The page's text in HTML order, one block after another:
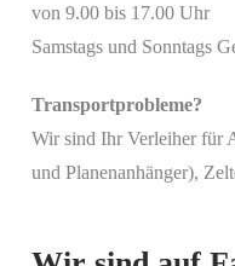
von 9.00 bis 17.00 Uhr
Samstags und Sonntags
Transportprobleme?
Wir sind Ihr Verleiher für
und Planenanhänger),
Mit